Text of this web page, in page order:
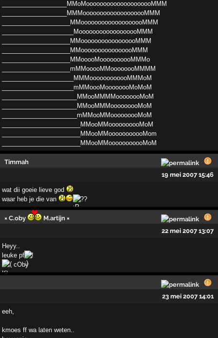
___________________MMoMoooooo­oooooooooooooMMM
___________________MMMoooooooooo­ooooooooMMM
____________________MMooooooooooooooo­oooMMM
_____________________MoooooooooooooooooMMM­
____________________MMooooooooooooooooMMM
_____­_______________MMoooooooooooooooMMM
_____________­_______MMooooMoooooooooMMMo
____________________m­MMooooMMoooooooMMMM
_____________________MMMooooo­ooooooMMMoM
_____________________mMMoooMoooooooMo­MoM
______________________MMooMMMMoooooooMoM
___­___________________MMooMMMooooooooMoM
___________­___________mMMooMMooooooooMoM
___________________­____MMooMMoooooooooMoM
_______________________MMo­oMMooooooooooMom
_______________________­MMooMMoo­ooooooooMoM
Timmah
19 mei 2007 15:46
wat dii goeie lieve god
waar heb je die van
??
× C.oby
M.artijn ×
22 mei 2007 13:07
Heyy..
leuke pf
!
cOby
23 mei 2007 14:01
eeh,
kmoes ff wa laten weten..